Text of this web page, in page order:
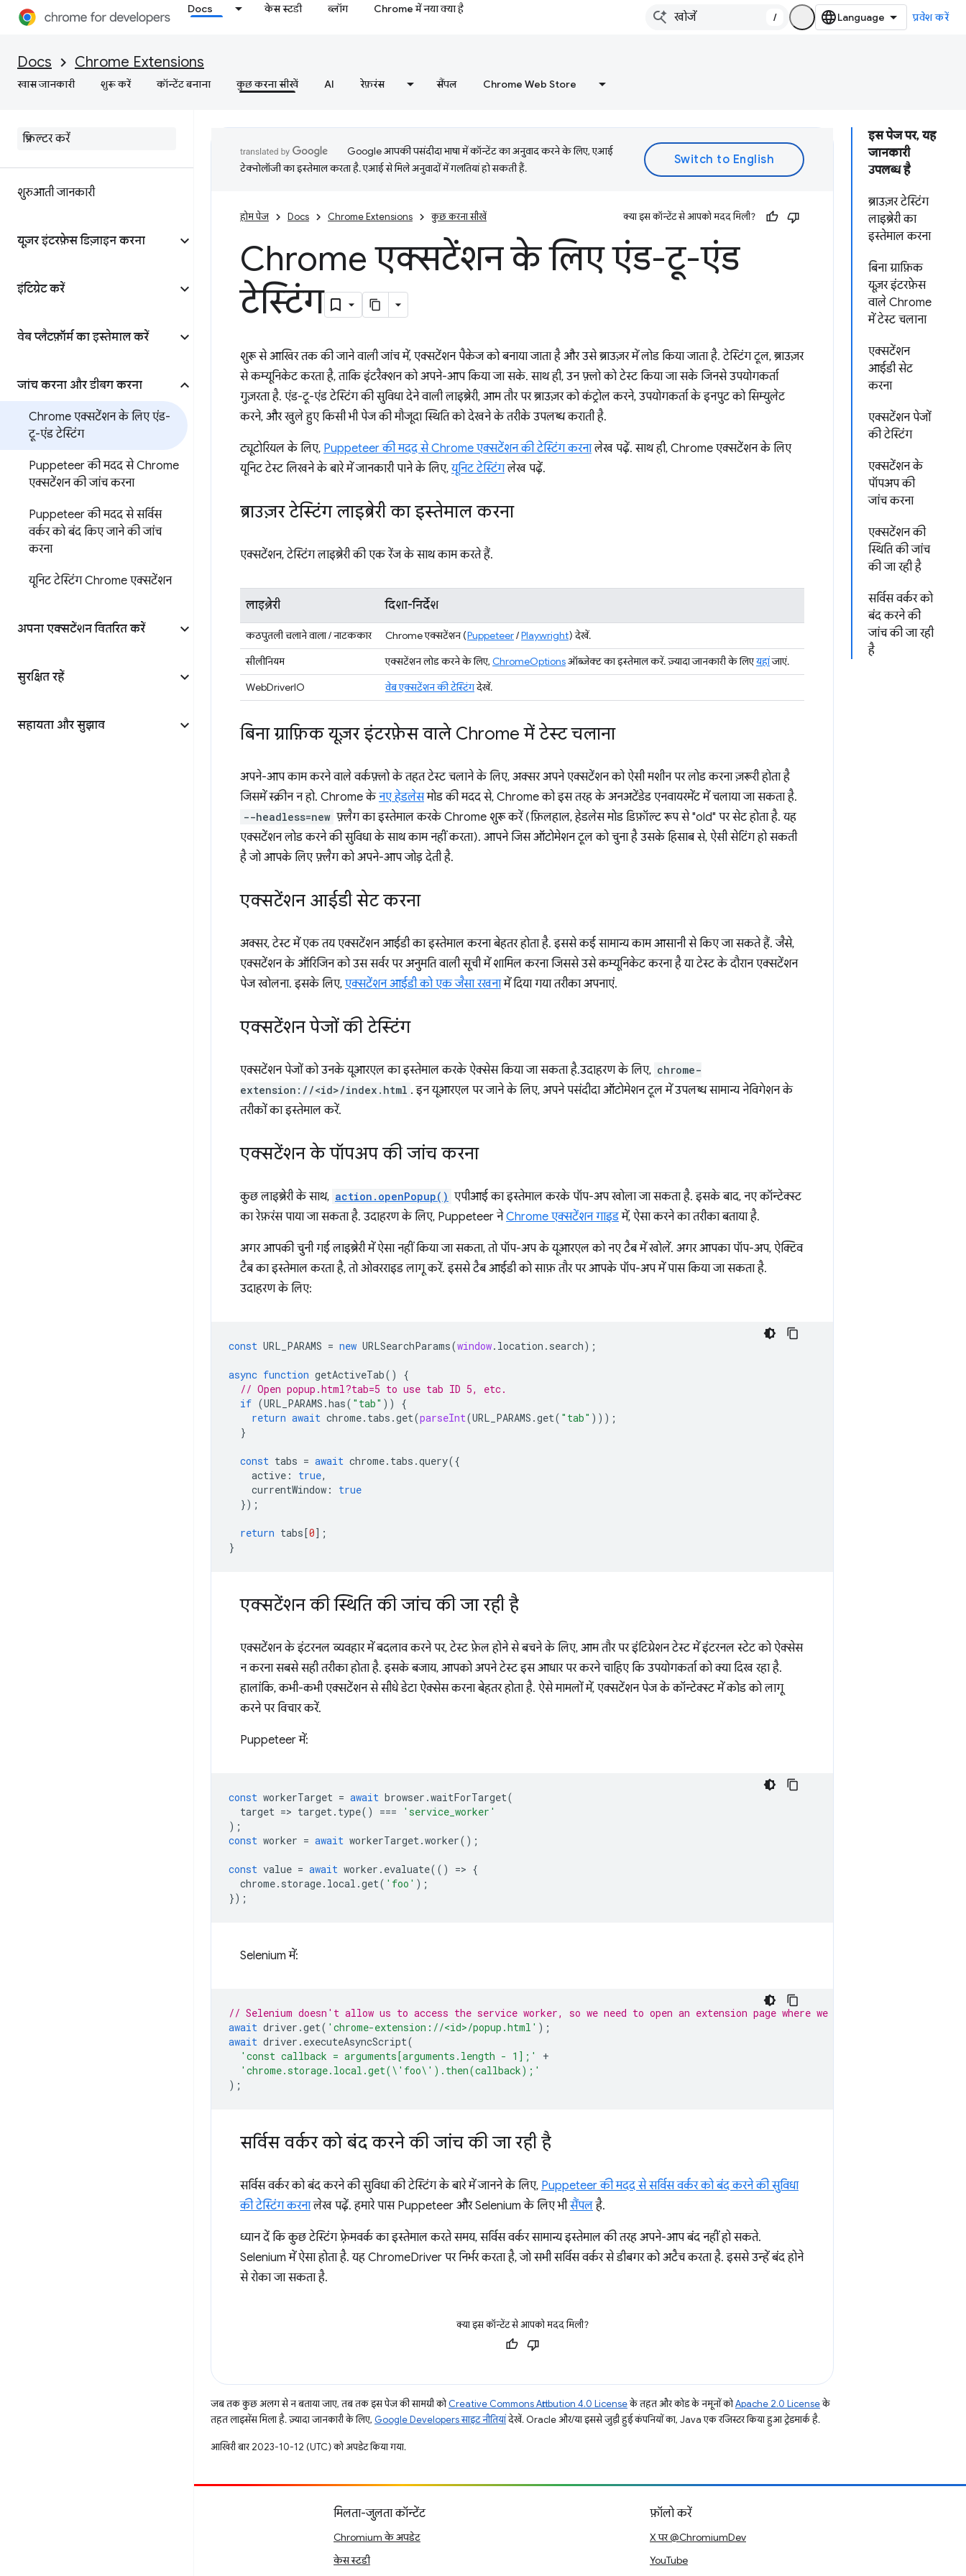
Docs केस स्टडी ब्लॉग Chrome में नया क्या है
/ प्रवेश करें
Docs Chrome Extensions
खास जानकारी शुरू करें कॉन्टेंट बनाना कुछ करना सीखें AI रेफ़रंस सैंपल Chrome Web Store
शुरुआती जानकारी
यूज़र इंटरफ़ेस डिज़ाइन करना
इंटिग्रेट करें
वेब प्लैटफ़ॉर्म का इस्तेमाल करें
जांच करना और डीबग करना
Chrome एक्सटेंशन के लिए एंड-
टू-एंड टेस्टिंग
Puppeteer की मदद से Chrome
एक्सटेंशन की जांच करना
Puppeteer की मदद से सर्विस
वर्कर को बंद किए जाने की जांच
करना
यूनिट टेस्टिंग Chrome एक्सटेंशन
अपना एक्सटेंशन वितरित करें
सुरक्षित रहें
सहायता और सुझाव
इस पेज पर, यह
जानकारी
उपलब्ध है
ब्राउज़र टेस्टिंग
लाइब्रेरी का
इस्तेमाल करना
बिना ग्राफ़िक
यूज़र इंटरफ़ेस
वाले Chrome
में टेस्ट चलाना
एक्सटेंशन
आईडी सेट
करना
एक्सटेंशन पेजों
की टेस्टिंग
एक्सटेंशन के
पॉपअप की
जांच करना
एक्सटेंशन की
स्थिति की जांच
की जा रही है
सर्विस वर्कर को
बंद करने की
जांच की जा रही
है
Google आपकी पसंदीदा भाषा में कॉन्टेंट का अनुवाद करने के लिए, एआई
टेक्नोलॉजी का इस्तेमाल करता है. एआई से मिले अनुवादों में गलतियां हो सकती हैं.
होम पेज Docs Chrome Extensions कुछ करना सीखें क्या इस कॉन्टेंट से आपको मदद मिली?
Chrome एक्सटेंशन के लिए एंड-टू-एंड
टेस्टिंग
शुरू से आखिर तक की जाने वाली जांच में, एक्सटेंशन पैकेज को बनाया जाता है और उसे ब्राउज़र में लोड किया जाता है. टेस्टिंग टूल, ब्राउज़र
से कम्यूनिकेट करता है, ताकि इंटरैक्शन को अपने-आप किया जा सके. साथ ही, उन फ़्लो को टेस्ट किया जा सके जिनसे उपयोगकर्ता
गुज़रता है. एंड-टू-एंड टेस्टिंग की सुविधा देने वाली लाइब्रेरी, आम तौर पर ब्राउज़र को कंट्रोल करने, उपयोगकर्ता के इनपुट को सिम्युलेट
करने, और खुले हुए किसी भी पेज की मौजूदा स्थिति को देखने के तरीके उपलब्ध कराती है.
ट्यूटोरियल के लिए, Puppeteer की मदद से Chrome एक्सटेंशन की टेस्टिंग करनालेख पढ़ें. साथ ही, Chrome एक्सटेंशन के लिए
यूनिट टेस्ट लिखने के बारे में जानकारी पाने के लिए,यूनिट टेस्टिंगलेख पढ़ें.
ब्राउज़र टेस्टिंग लाइब्रेरी का इस्तेमाल करना
एक्सटेंशन, टेस्टिंग लाइब्रेरी की एक रेंज के साथ काम करते हैं.
लाइब्रेरी दिशा-निर्देश
कठपुतली चलाने वाला / नाटककार Chrome एक्सटेंशन (Puppeteer/Playwright) देखें.
सीलीनियम
एक्सटेंशन लोड करने के लिए, ChromeOptionsऑब्जेक्ट का इस्तेमाल करें. ज़्यादा जानकारी के लिएयहांजाएं.
WebDriverIO
वेब एक्सटेंशन की टेस्टिंगदेखें.
बिना ग्राफ़िक यूज़र इंटरफ़ेस वाले Chrome में टेस्ट चलाना
अपने-आप काम करने वाले वर्कफ़्लो के तहत टेस्ट चलाने के लिए, अक्सर अपने एक्सटेंशन को ऐसी मशीन पर लोड करना ज़रूरी होता है
जिसमें स्क्रीन न हो. Chrome केनए हेडलेसमोड की मदद से, Chrome को इस तरह के अनअटेंडेड एनवायरमेंट में चलाया जा सकता है.
--headless=new फ़्लैग का इस्तेमाल करके Chrome शुरू करें (फ़िलहाल, हेडलेस मोड डिफ़ॉल्ट रूप से "old" पर सेट होता है. यह
एक्सटेंशन लोड करने की सुविधा के साथ काम नहीं करता). आपने जिस ऑटोमेशन टूल को चुना है उसके हिसाब से, ऐसी सेटिंग हो सकती
है जो आपके लिए फ़्लैग को अपने-आप जोड़ देती है.
एक्सटेंशन आईडी सेट करना
अक्सर, टेस्ट में एक तय एक्सटेंशन आईडी का इस्तेमाल करना बेहतर होता है. इससे कई सामान्य काम आसानी से किए जा सकते हैं. जैसे,
एक्सटेंशन के ऑरिजिन को उस सर्वर पर अनुमति वाली सूची में शामिल करना जिससे उसे कम्यूनिकेट करना है या टेस्ट के दौरान एक्सटेंशन
पेज खोलना. इसके लिए, एक्सटेंशन आईडी को एक जैसा रखनामें दिया गया तरीका अपनाएं.
एक्सटेंशन पेजों की टेस्टिंग
एक्सटेंशन पेजों को उनके यूआरएल का इस्तेमाल करके ऐक्सेस किया जा सकता है.उदाहरण के लिए, chrome-
extension://<id>/index.html . इन यूआरएल पर जाने के लिए, अपने पसंदीदा ऑटोमेशन टूल में उपलब्ध सामान्य नेविगेशन के
तरीकों का इस्तेमाल करें.
एक्सटेंशन के पॉपअप की जांच करना
कुछ लाइब्रेरी के साथ, action.openPopup() एपीआई का इस्तेमाल करके पॉप-अप खोला जा सकता है. इसके बाद, नए कॉन्टेक्स्ट
का रेफ़रंस पाया जा सकता है. उदाहरण के लिए, Puppeteer नेChrome एक्सटेंशन गाइडमें, ऐसा करने का तरीका बताया है.
अगर आपकी चुनी गई लाइब्रेरी में ऐसा नहीं किया जा सकता, तो पॉप-अप के यूआरएल को नए टैब में खोलें. अगर आपका पॉप-अप, ऐक्टिव
टैब का इस्तेमाल करता है, तो ओवरराइड लागू करें. इससे टैब आईडी को साफ़ तौर पर आपके पॉप-अप में पास किया जा सकता है.
उदाहरण के लिए:
const URL_PARAMS = new URLSearchParams(window. location . search);
async function getActiveTab()
{
// Open popup.html?tab=5 to use tab ID 5, etc.
if (URL_PARAMS .has( "tab" ))
{
return await chrome. tabs .get(parseInt(URL_PARAMS .get( "tab" )));
}
const tabs = await chrome. tabs .query({
active : true,
currentWindow :
true
});
return tabs[0];
}
एक्सटेंशन की स्थिति की जांच की जा रही है
एक्सटेंशन के इंटरनल व्यवहार में बदलाव करने पर, टेस्ट फ़ेल होने से बचने के लिए, आम तौर पर इंटिग्रेशन टेस्ट में इंटरनल स्टेट को ऐक्सेस
न करना सबसे सही तरीका होता है. इसके बजाय, आपको अपने टेस्ट इस आधार पर करने चाहिए कि उपयोगकर्ता को क्या दिख रहा है.
हालांकि, कभी-कभी एक्सटेंशन से सीधे डेटा ऐक्सेस करना बेहतर होता है. ऐसे मामलों में, एक्सटेंशन पेज के कॉन्टेक्स्ट में कोड को लागू
करने पर विचार करें.
Puppeteer में:
const workerTarget = await browser .waitForTarget(
target => target. type() ===
'service_worker'
);
const worker = await workerTarget.worker();
const value = await worker . evaluate(() => {
chrome. storage. local .get( 'foo' );
});
Selenium में:
// Selenium doesn't allow us to access the service worker, so we need to open an extension page where we can execute the code
await driver .get( 'chrome-extension://<id>/popup.html' );
await driver . executeAsyncScript(
'const callback = arguments[arguments.length - 1];'
+
'chrome.storage.local.get(\'foo\').then(callback);'
);
सर्विस वर्कर को बंद करने की जांच की जा रही है
सर्विस वर्कर को बंद करने की सुविधा की टेस्टिंग के बारे में जानने के लिए, Puppeteer की मदद से सर्विस वर्कर को बंद करने की सुविधा
की टेस्टिंग करनालेख पढ़ें. हमारे पास Puppeteer और Selenium के लिए भीसैंपलहै.
ध्यान दें कि कुछ टेस्टिंग फ़्रेमवर्क का इस्तेमाल करते समय, सर्विस वर्कर सामान्य इस्तेमाल की तरह अपने-आप बंद नहीं हो सकते.
Selenium में ऐसा होता है. यह ChromeDriver पर निर्भर करता है, जो सभी सर्विस वर्कर से डीबगर को अटैच करता है. इससे उन्हें बंद होने
से रोका जा सकता है.
क्या इस कॉन्टेंट से आपको मदद मिली?
जब तक कुछ अलग से न बताया जाए, तब तक इस पेज की सामग्री कोCreative Commons Attribution 4.0 Licenseके तहत और कोड के नमूनों कोApache 2.0 Licenseके
तहत लाइसेंस मिला है. ज़्यादा जानकारी के लिए, Google Developers साइट नीतियांदेखें. Oracle और/या इससे जुड़ी हुई कंपनियों का, Java एक रजिस्टर किया हुआ ट्रेडमार्क है.
आखिरी बार 2023-10-12 (UTC) को अपडेट किया गया.
मिलता-जुलता कॉन्टेंट
Chromium के अपडेट
केस स्टडी
फ़ॉलो करें
X पर @ChromiumDev
YouTube